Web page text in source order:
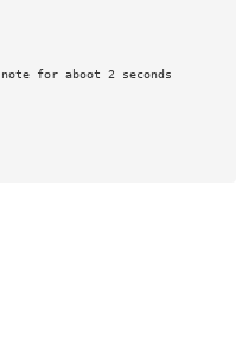
for aboot 2 seconds